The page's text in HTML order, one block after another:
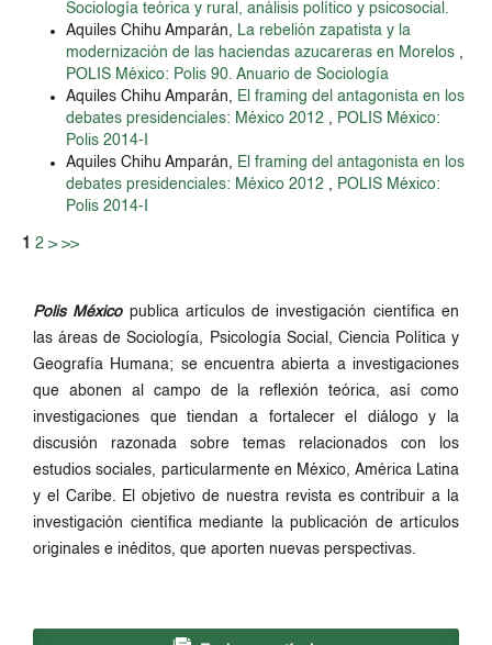
Sociología teórica y rural, análisis político y psicosocial.
Aquiles Chihu Amparán, La rebelión zapatista y la
modernización de las haciendas azucareras en Morelos ,
POLIS México: Polis 90. Anuario de Sociología
Aquiles Chihu Amparán, El framing del antagonista en los
debates presidenciales: México 2012 , POLIS México:
Polis 2014-I
Aquiles Chihu Amparán, El framing del antagonista en los
debates presidenciales: México 2012 , POLIS México:
Polis 2014-I
1 2 > >>
Polis Méxicopublica artículos de investigación científica en
las áreas de Sociología, Psicología Social, Ciencia Política y
Geografía Humana; se encuentra abierta a investigaciones
que abonen al campo de la reflexión teórica, así como
investigaciones que tiendan a fortalecer el diálogo y la
discusión razonada sobre temas relacionados con los
estudios sociales, particularmente en México, América Latina
y el Caribe. El objetivo de nuestra revista es contribuir a la
investigación científica mediante la publicación de artículos
originales e inéditos, que aporten nuevas perspectivas.